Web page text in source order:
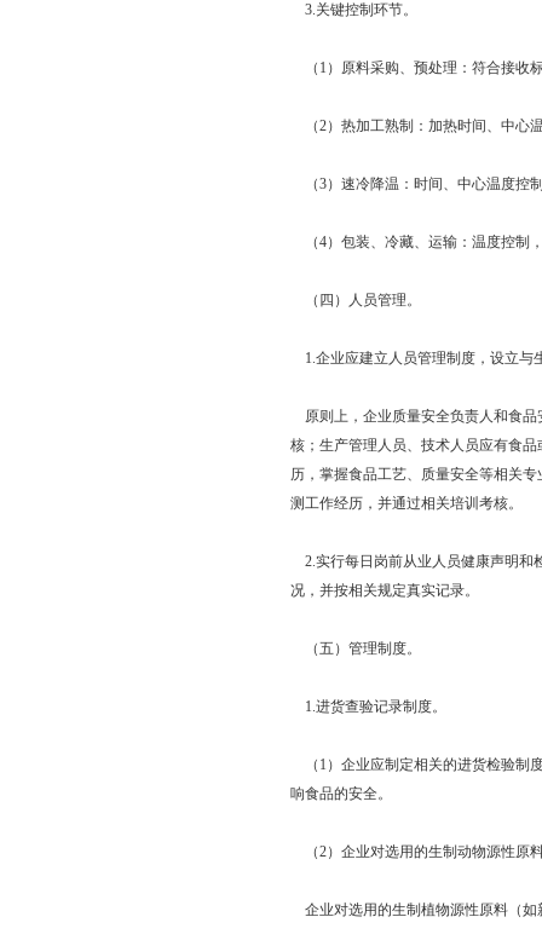
3.关键控制环节。
（1）原料采购、预处理：符合接收
（2）热加工熟制：加热时间、中心
（3）速冷降温：时间、中心温度控
（4）包装、冷藏、运输：温度控制
（四）人员管理。
1.企业应建立人员管理制度，设立与
原则上，企业质量安全负责人和食品
核；生产管理人员、技术人员应有食
历，掌握食品工艺、质量安全等相关
测工作经历，并通过相关培训考核。
2.实行每日岗前从业人员健康声明和
况，并按相关规定真实记录。
（五）管理制度。
1.进货查验记录制度。
（1）企业应制定相关的进货检验制
响食品的安全。
（2）企业对选用的生制动物源性原
企业对选用的生制植物源性原料（如